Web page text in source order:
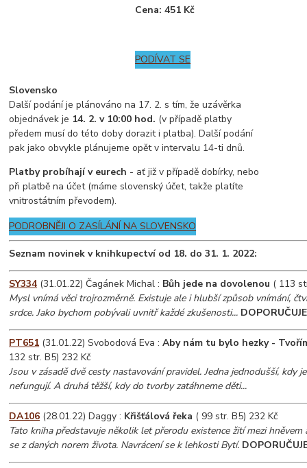
Cena: 451 Kč
PODÍVAT SE
Slovensko
Další podání je plánováno na 17. 2. s tím, že uzávěrka
objednávek je 14. 2. v 10:00 hod. (v případě platby
předem musí do této doby dorazit i platba). Další podání
pak jako obvykle plánujeme opět v intervalu 14-ti dnů.
Platby probíhají v eurech - ať již v případě dobírky, nebo
při platbě na účet (máme slovenský účet, takže platíte
vnitrostátním převodem).
PODROBNĚJI O ZASÍLÁNÍ NA SLOVENSKO
Seznam novinek v knihkupectví od 18. do 31. 1. 2022:
SY334 (31.01.22) Čagánek Michal : Bůh jede na dovolenou ( 113
Mysl vnímá věci trojrozměrně. Existuje ale i hlubší způsob vnímání,
srdce. Jako bychom pobývali uvnitř každé zkušenosti...
PT651 (31.01.22) Svobodová Eva :Aby nám tu bylo hezky -
132 str. B5) 232 Kč
Jsou v zásadě dvě cesty nastavování pravidel. Jedna jednodušší, kdy
nefungují. A druhá těžší, kdy do tvorby zatáhneme děti...
DA106 (28.01.22) Daggy : Křišťálová řeka ( 99 str. B5) 232 Kč
Tato kniha představuje několik let přerodu existence žití mezi hněvem
se z daných norem života. Navrácení se k lehkosti Bytí.